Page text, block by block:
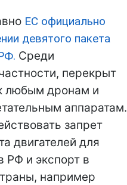
ЕС официально
девятого пакета
Среди
перекрыт
любым дронам и
аппаратам.
запрет
двигателей для
РФ и экспорт в
например